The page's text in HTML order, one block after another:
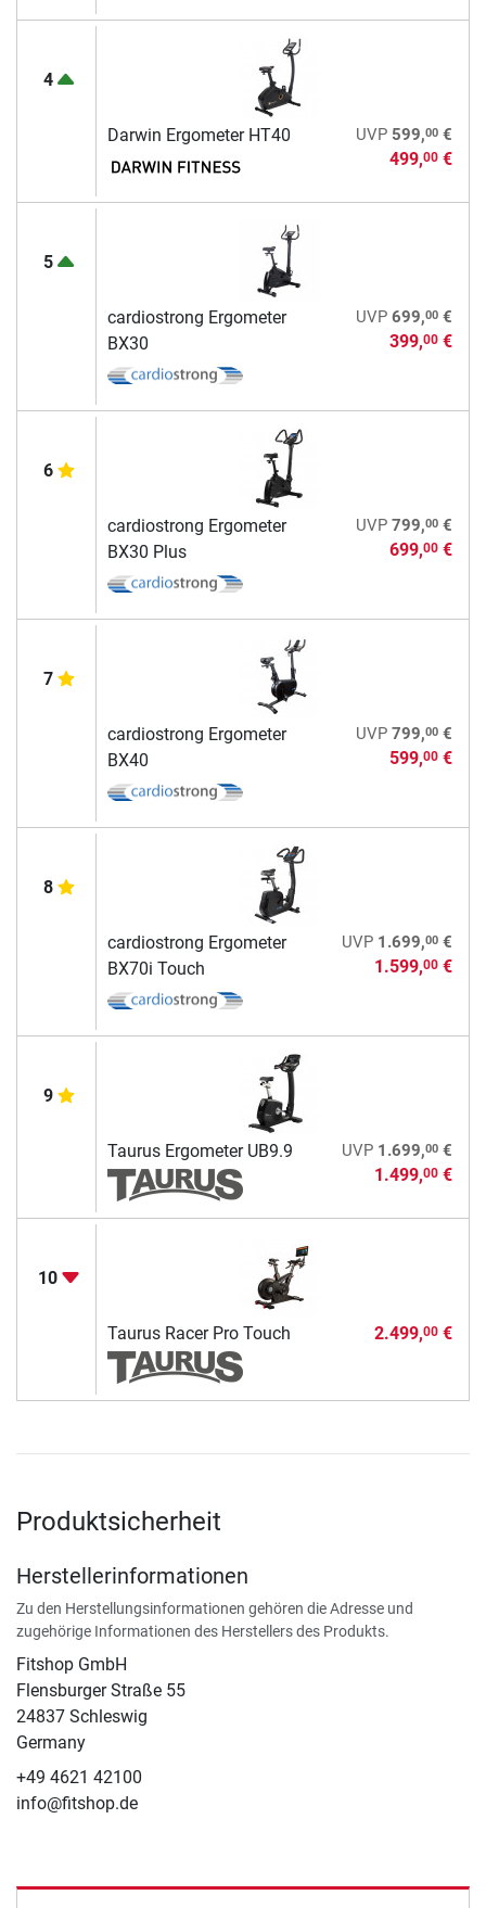
4
Darwin Ergometer HT40 UVP 599,00€
499,00€
5
cardiostrong Ergometer
BX30
UVP 699,00€
399,00€
6
cardiostrong Ergometer
BX30 Plus
UVP 799,00€
699,00€
7
cardiostrong Ergometer
BX40
UVP 799,00€
599,00€
8
cardiostrong Ergometer
BX70i Touch
UVP 1.699,00€
1.599,00€
9
Taurus Ergometer UB9.9 UVP 1.699,00€
1.499,00€
10
Taurus Racer Pro Touch 2.499,00€
Produktsicherheit
Herstellerinformationen
Zu den Herstellungsinformationen gehören die Adresse und
zugehörige Informationen des Herstellers des Produkts.
Fitshop GmbH
Flensburger Straße 55
24837 Schleswig
Germany
+49 4621 42100
info@fitshop.de